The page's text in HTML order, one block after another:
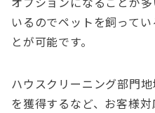
いるのでペットを飼って
とが可能です。
ハウスクリーニング部門
を獲得するなど、お客様